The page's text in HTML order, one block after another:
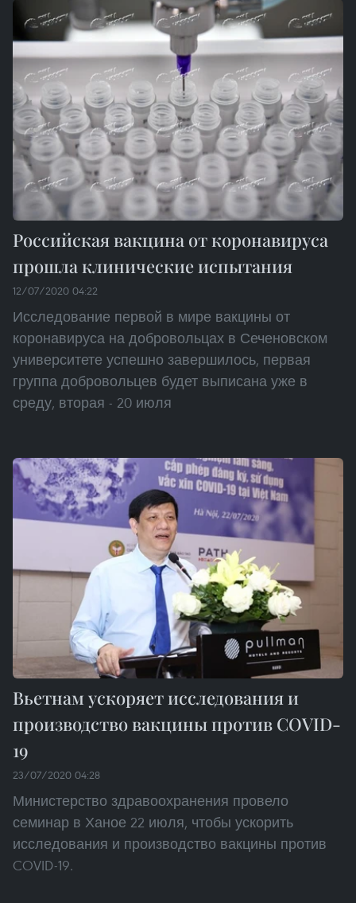
Российская вакцина от коронавируса
прошла клинические испытания
12/07/2020 04:22
Исследование первой в мире вакцины от
коронавируса на добровольцах в Сеченовском
университете успешно завершилось, первая
группа добровольцев будет выписана уже в
среду, вторая - 20 июля
Вьетнам ускоряет исследования и
производство вакцины против COVID-
19
23/07/2020 04:28
Министерство здравоохранения провело
семинар в Ханое 22 июля, чтобы ускорить
исследования и производство вакцины против
COVID-19.